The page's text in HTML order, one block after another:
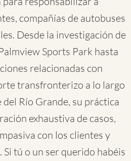
compañías de autobuses
Desde la investigación de
Sports Park hasta
relacionadas con
transfronterizo a lo largo
Río Grande, su práctica
exhaustiva de casos,
con los clientes y
Si tú o un ser querido habéis